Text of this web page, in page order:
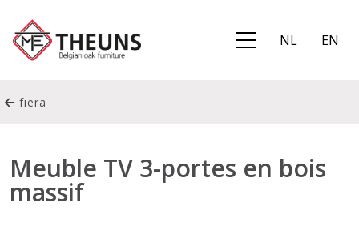
NL EN
fiera
Meuble TV 3-portes en bois
massif